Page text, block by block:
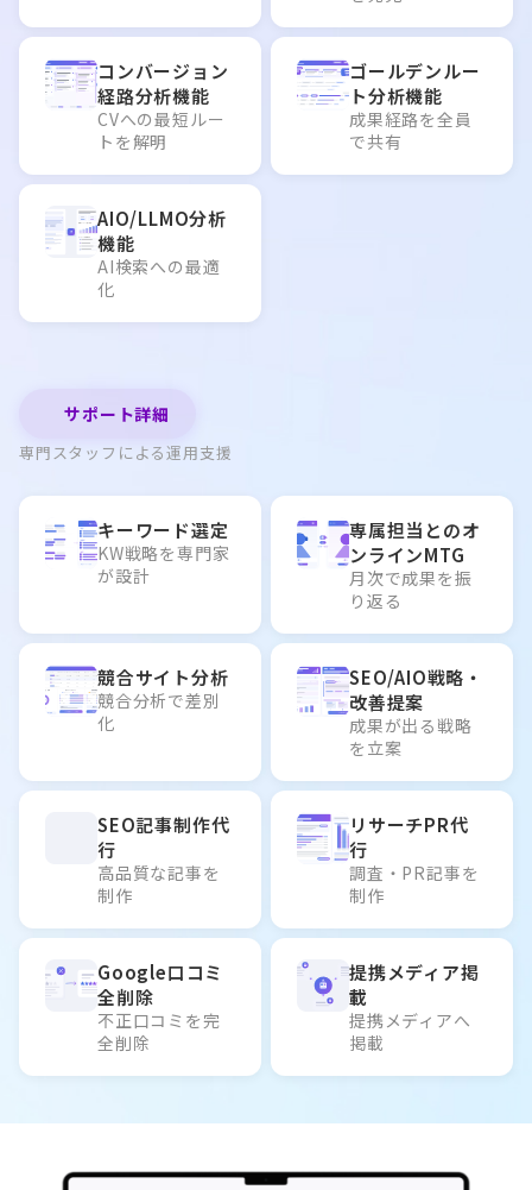
コンバージョン
経路分析機能
CVへの最短ルー
トを解明
ゴールデンルー
ト分析機能
成果経路を全員
で共有
AIO/LLMO分析
機能
AI検索への最適
化
サポート詳細
専門スタッフによる運用支援
キーワード選定
KW戦略を専門家
が設計
専属担当とのオ
ンラインMTG
月次で成果を振
り返る
競合サイト分析
競合分析で差別
化
SEO/AIO戦略・
改善提案
成果が出る戦略
を立案
SEO記事制作代
行
高品質な記事を
制作
リサーチPR代
行
調査・PR記事を
制作
Google口コミ
全削除
不正口コミを完
全削除
提携メディア掲
載
提携メディアへ
掲載